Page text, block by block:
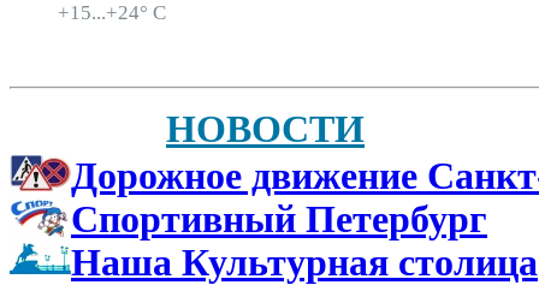
+15...+24° C
НОВОСТИ
Дорожное движение
Спортивный Петербург
Наша Культурная столица